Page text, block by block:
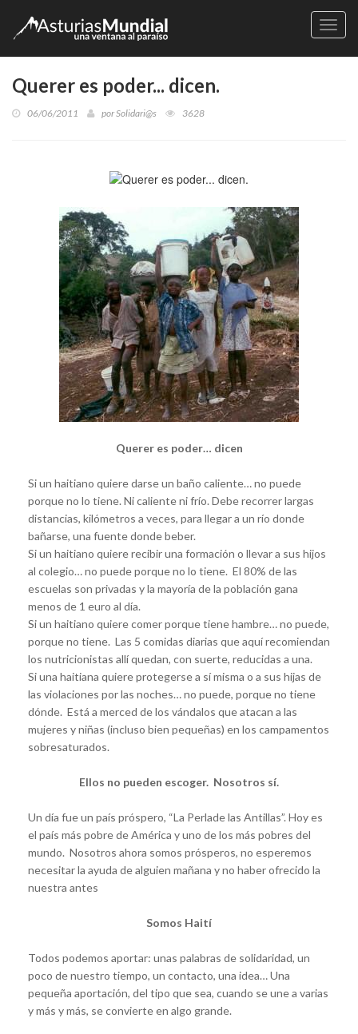
Querer es poder... dicen.
06/06/2011 porSolidari@s 3628
Querer es poder… dicen
Si un haitiano quiere darse un baño caliente… no puede
porque no lo tiene. Ni caliente ni frío. Debe recorrer largas
distancias, kilómetros a veces, para llegar a un río donde
bañarse, una fuente donde beber.
Si un haitiano quiere recibir una formación o llevar a sus hijos
al colegio… no puede porque no lo tiene. El 80% de las
escuelas son privadas y la mayoría de la población gana
menos de 1 euro al día.
Si un haitiano quiere comer porque tiene hambre… no puede,
porque no tiene. Las 5 comidas diarias que aquí recomiendan
los nutricionistas allí quedan, con suerte, reducidas a una.
Si una haitiana quiere protegerse a sí misma o a sus hijas de
las violaciones por las noches… no puede, porque no tiene
dónde. Está a merced de los vándalos que atacan a las
mujeres y niñas (incluso bien pequeñas) en los campamentos
sobresaturados.
Ellos no pueden escoger. Nosotros sí.
Un día fue un país próspero, “La Perlade las Antillas”. Hoy es
el país más pobre de América y uno de los más pobres del
mundo. Nosotros ahora somos prósperos, no esperemos
necesitar la ayuda de alguien mañana y no haber ofrecido la
nuestra antes
Somos Haití
Todos podemos aportar: unas palabras de solidaridad, un
poco de nuestro tiempo, un contacto, una idea… Una
pequeña aportación, del tipo que sea, cuando se une a varias
y más y más, se convierte en algo grande.